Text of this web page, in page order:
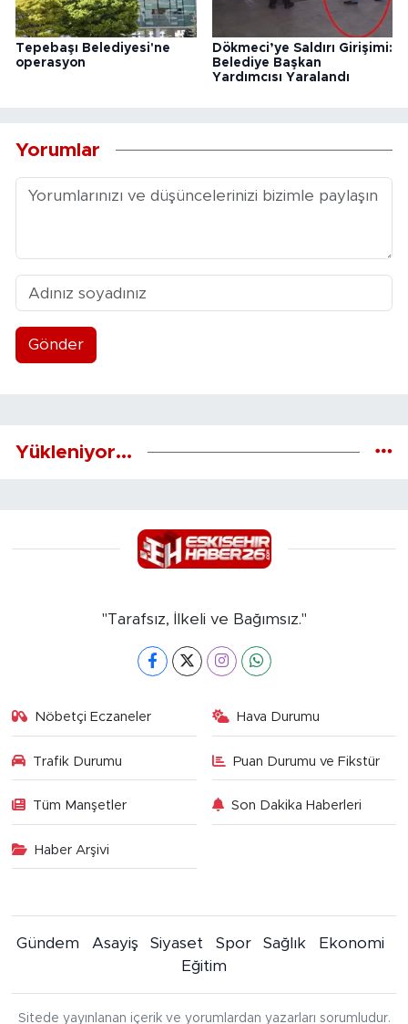
Tepebaşı Belediyesi'ne
operasyon
Dökmeci’ye Saldırı Girişimi:
Belediye Başkan
Yardımcısı Yaralandı
Yorumlar
Gönder
Yükleniyor...
"Tarafsız, İlkeli ve Bağımsız."
Nöbetçi Eczaneler Hava Durumu
Trafik Durumu Puan Durumu ve Fikstür
Tüm Manşetler Son Dakika Haberleri
Haber Arşivi
Gündem Asayiş Siyaset Spor Sağlık
Ekonomi
Eğitim
Sitede yayınlanan içerik ve yorumlardan yazarları sorumludur.